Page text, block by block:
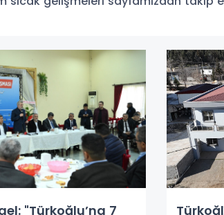
"Türkoğlu’na 7